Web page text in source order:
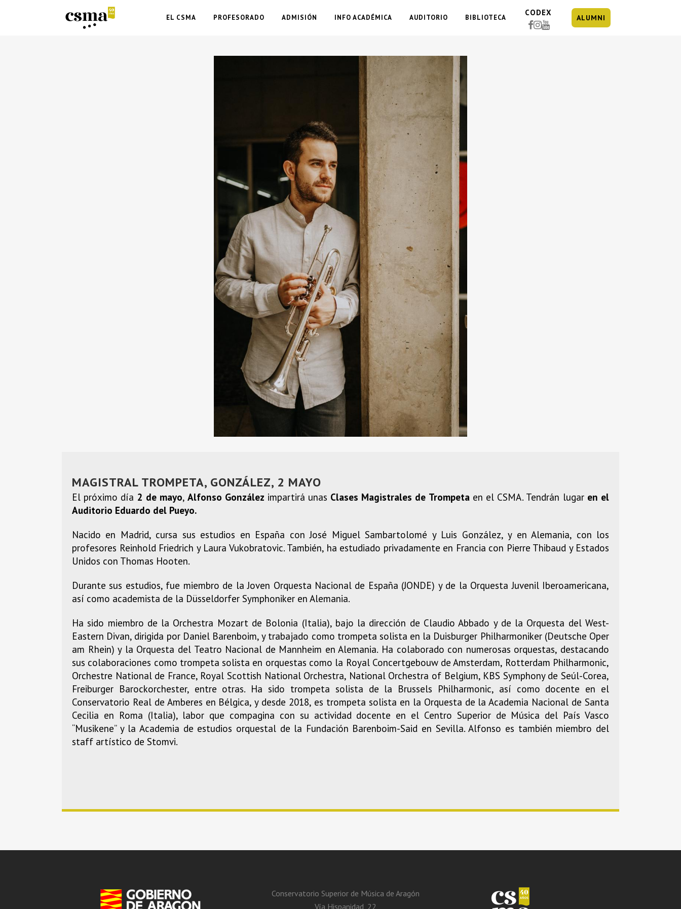
EL CSMA PROFESORADO ADMISIÓN INFO ACADÉMICA AUDITORIO BIBLIOTECA
CODEX
ALUMNI
MAGISTRAL TROMPETA, GONZÁLEZ, 2 MAYO
El próximo día 2 de mayo,Alfonso González impartirá unas Clases Magistrales de Trompeta en el CSMA. Tendrán lugar en el
Auditorio Eduardo del Pueyo.
Nacido en Madrid, cursa sus estudios en España con José Miguel Sambartolomé y Luis González, y en Alemania, con los
profesores Reinhold Friedrich y Laura Vukobratovic. También, ha estudiado privadamente en Francia con Pierre Thibaud y Estados
Unidos con Thomas Hooten.
Durante sus estudios, fue miembro de la Joven Orquesta Nacional de España (JONDE) y de la Orquesta Juvenil Iberoamericana,
así como academista de la Düsseldorfer Symphoniker en Alemania.
Ha sido miembro de la Orchestra Mozart de Bolonia (Italia), bajo la dirección de Claudio Abbado y de la Orquesta del West-
Eastern Divan, dirigida por Daniel Barenboim, y trabajado como trompeta solista en la Duisburger Philharmoniker (Deutsche Oper
am Rhein) y la Orquesta del Teatro Nacional de Mannheim en Alemania. Ha colaborado con numerosas orquestas, destacando
sus colaboraciones como trompeta solista en orquestas como la Royal Concertgebouw de Amsterdam, Rotterdam Philharmonic,
Orchestre National de France, Royal Scottish National Orchestra, National Orchestra of Belgium, KBS Symphony de Seúl-Corea,
Freiburger Barockorchester, entre otras. Ha sido trompeta solista de la Brussels Philharmonic, así como docente en el
Conservatorio Real de Amberes en Bélgica, y desde 2018, es trompeta solista en la Orquesta de la Academia Nacional de Santa
Cecilia en Roma (Italia), labor que compagina con su actividad docente en el Centro Superior de Música del País Vasco
“Musikene” y la Academia de estudios orquestal de la Fundación Barenboim-Said en Sevilla. Alfonso es también miembro del
staff artístico de Stomvi.
Conservatorio Superior de Música de Aragón
Vía Hispanidad, 22